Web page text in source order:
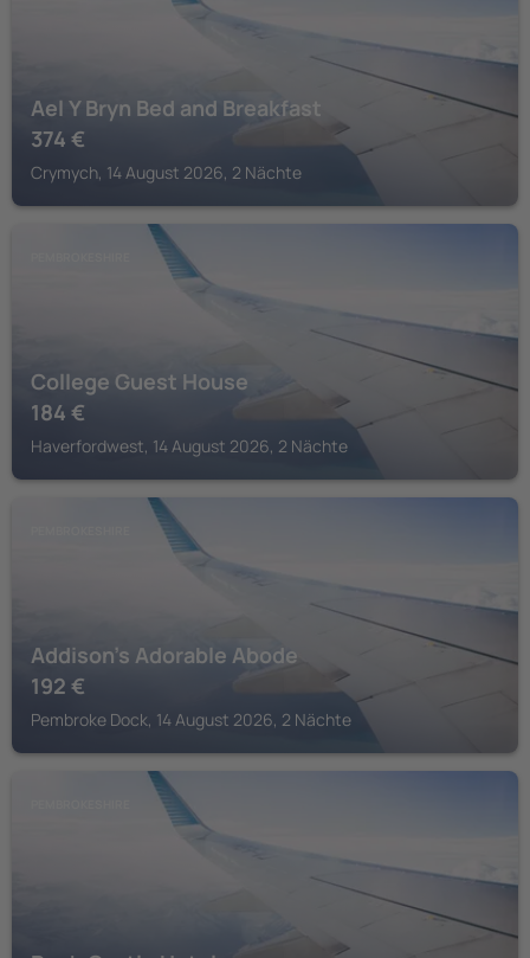
Ael Y Bryn Bed and Breakfast
374 €
Crymych, 14 August 2026, 2 Nächte
College Guest House
184 €
Haverfordwest, 14 August 2026, 2 Nächte
Addison's Adorable Abode
192 €
Pembroke Dock, 14 August 2026, 2 Nächte